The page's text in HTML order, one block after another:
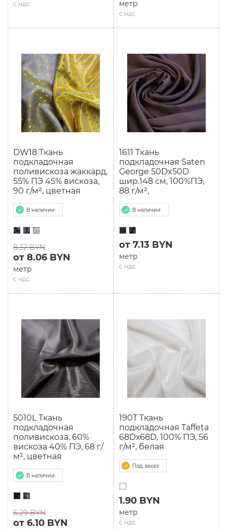
с ндс
с ндс
метр
DW18 Ткань
подкладочная
поливискоза жаккард,
55% ПЭ 45% вискоза,
90 г/м², цветная
В наличии
8.32 BYN
с ндс
от 8.06 BYN
метр
1611 Ткань
подкладочная Saten
George 50Dx50D
шир.148 см, 100%ПЭ,
88 г/м²,
В наличии
с ндс
от 7.13 BYN
метр
5010L Ткань
подкладочная
поливискоза, 60%
вискоза 40% ПЭ, 68 г/
м², цветная
В наличии
6.29 BYN
от 6.10 BYN
190T Ткань
подкладочная Taffeta
68Dх68D, 100% ПЭ, 56
г/м², белая
Под заказ
с ндс
1.90 BYN
метр